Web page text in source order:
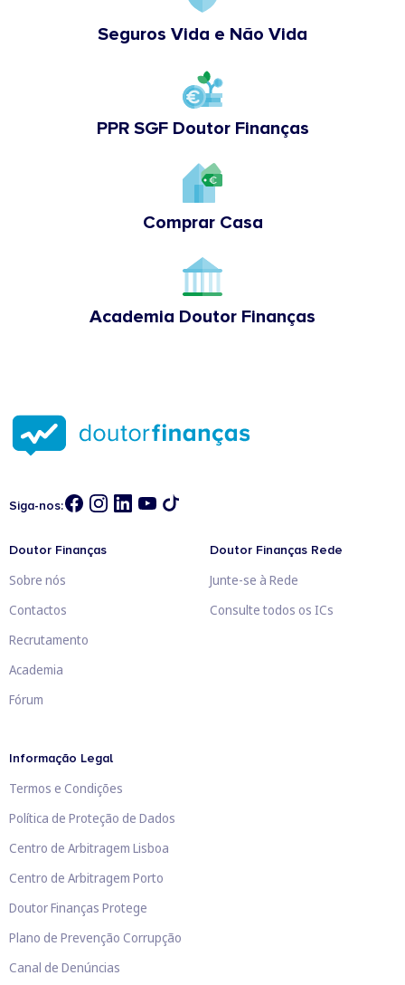
Seguros Vida e Não Vida
PPR SGF Doutor Finanças
Comprar Casa
Academia Doutor Finanças
Siga-nos:
Doutor Finanças
Sobre nós
Contactos
Recrutamento
Academia
Fórum
Doutor Finanças Rede
Junte-se à Rede
Consulte todos os ICs
Informação Legal
Termos e Condições
Política de Proteção de Dados
Centro de Arbitragem Lisboa
Centro de Arbitragem Porto
Doutor Finanças Protege
Plano de Prevenção Corrupção
Canal de Denúncias